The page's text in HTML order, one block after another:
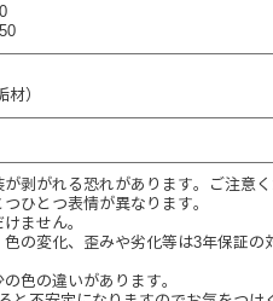
）
剥がれる恐れがあります。ご注意く
ひとつ表情が異なります。
ません。
色の変化、歪みや劣化等は3年保証の
色の違いがあります。